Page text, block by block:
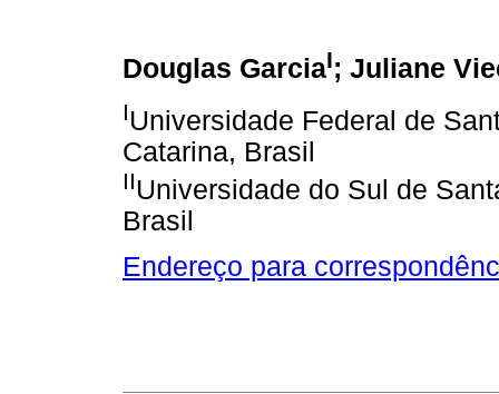
Douglas GarciaI; Juliane
IUniversidade Federal de
Catarina, Brasil
IIUniversidade do Sul de
Brasil
Endereço para